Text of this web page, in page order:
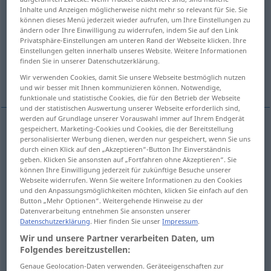
pagar [paˈɣar]v/t&v/i
Übersicht aller Übersetzungen
(Für mehr Details die Übersetzung anklicken/antippen)
büßen
Beispiele
pagara/c
etwas(be)zahlen
pagar por adelantadooporanticipado
vorauszahlen
pagar al
contado
Inhalte und Anzeigen möglicherweise nicht mehr so relevant für Sie. Sie
können dieses Menü jederzeit wieder aufrufen, um Ihre Einstellungen zu
ändern oder Ihre Einwilligung zu widerrufen, indem Sie auf den Link
Privatsphäre-Einstellungen am unteren Rand der Webseite klicken. Ihre
Einstellungen gelten innerhalb unseres Website. Weitere Informationen
finden Sie in unserer Datenschutzerklärung.
Wir verwenden Cookies, damit Sie unsere Webseite bestmöglich nutzen
und wir besser mit Ihnen kommunizieren können. Notwendige,
funktionale und statistische Cookies, die für den Betrieb der Webseite
und der statistischen Auswertung unserer Webseite erforderlich sind,
werden auf Grundlage unserer Vorauswahl immer auf Ihrem Endgerät
gespeichert. Marketing-Cookies und Cookies, die der Bereitstellung
personalisierter Werbung dienen, werden nur gespeichert, wenn Sie uns
durch einen Klick auf den „Akzeptieren“-Button Ihr Einverständnis
geben. Klicken Sie ansonsten auf „Fortfahren ohne Akzeptieren“. Sie
können Ihre Einwilligung jederzeit für zukünftige Besuche unserer
Webseite widerrufen. Wenn Sie weitere Informationen zu den Cookies
und den Anpassungsmöglichkeiten möchten, klicken Sie einfach auf den
Button „Mehr Optionen“. Weitergehende Hinweise zu der
Datenverarbeitung entnehmen Sie ansonsten unserer
Datenschutzerklärung. Hier finden Sie unserImpressum.
Wir und unsere Partner verarbeiten Daten, um
Folgendes bereitzustellen:
Genaue Geolocation-Daten verwenden. Geräteeigenschaften zur